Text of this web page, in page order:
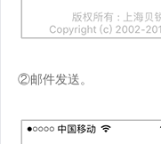
②邮件发送。